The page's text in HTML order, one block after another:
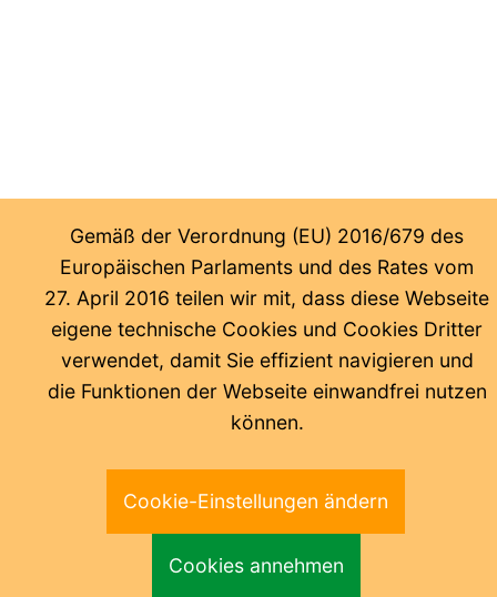
Gemäß der Verordnung (EU) 2016/679 des
Europäischen Parlaments und des Rates vom
27. April 2016 teilen wir mit, dass diese Webseite
eigene technische Cookies und Cookies Dritter
verwendet, damit Sie effizient navigieren und
die Funktionen der Webseite einwandfrei nutzen
können.
Cookie-Einstellungen ändern
Cookies annehmen